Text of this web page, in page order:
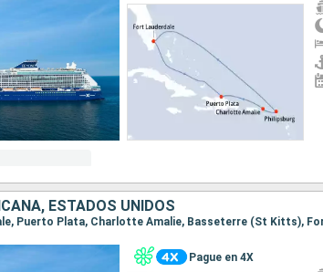
ESTADOS UNIDOS
Puerto Plata, Charlotte Amalie, Basseterre (St Kitts),
Pague en 4X